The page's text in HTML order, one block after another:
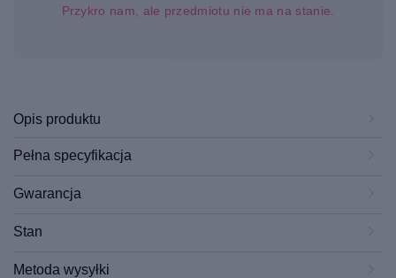
Przykro nam, ale przedmiotu nie ma na stanie.
Opis produktu
Pełna specyfikacja
Gwarancja
Stan
Metoda wysyłki